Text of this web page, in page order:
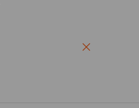
Close